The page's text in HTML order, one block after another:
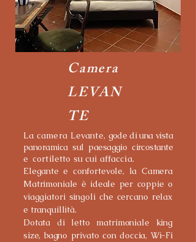
Camera
LEVAN
TE
La camera Levante, gode di una vista
panoramica sul paesaggio circostante
e cortiletto su cui affaccia.
Elegante e confortevole, la Camera
Matrimoniale è ideale per coppie o
viaggiatori singoli che cercano relax
e tranquillità.
Dotata di letto matrimoniale king
size, bagno privato con doccia, Wi-Fi